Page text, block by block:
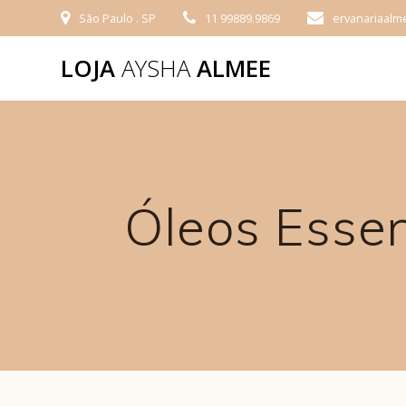
São Paulo . SP 11 99889.9869
LOJA AYSHAALMEE
Óleos